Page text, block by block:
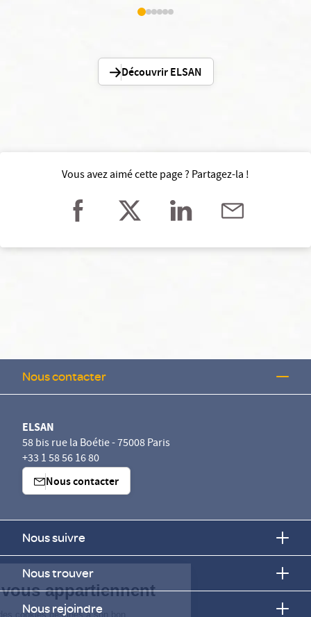
Vos données vous appartiennent
ELSAN utilise sur ce site des cookies destinés à son bon
Découvrir ELSAN
Vous avez aimé cette page ? Partagez-la !
Nous contacter
ELSAN
58 bis rue la Boétie - 75008 Paris
+33 1 58 56 16 80
Nous contacter
Nous suivre
Nous trouver
Nous rejoindre